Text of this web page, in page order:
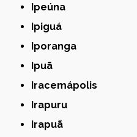
Ipeúna
Ipiguá
Iporanga
Ipuã
Iracemápolis
Irapuru
Irapuã